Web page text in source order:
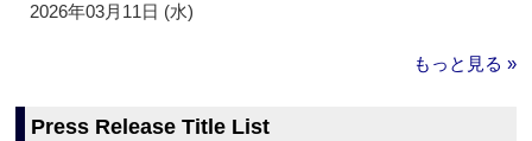
2026年03月11日 (水)
もっと見る »
Press Release Title List